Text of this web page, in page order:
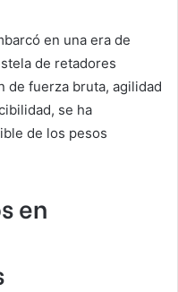
en una era de
de retadores
de fuerza bruta, agilidad
se ha
de los pesos
en